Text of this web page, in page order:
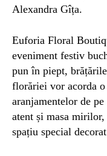
Alexandra Gîța.
Euforia Floral
eveniment festiv
pun în piept,
florăriei vor acorda o
aranjamentelor de
atent și masa
spațiu special